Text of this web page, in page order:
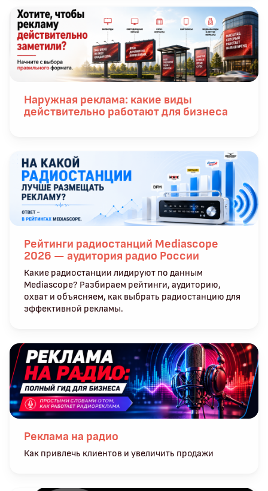
Наружная реклама: какие виды
действительно работают для бизнеса
Рейтинги радиостанций Mediascope
2026 — аудитория радио России
Какие радиостанции лидируют по данным
Mediascope? Разбираем рейтинги, аудиторию,
охват и объясняем, как выбрать радиостанцию для
эффективной рекламы.
Реклама на радио
Как привлечь клиентов и увеличить продажи